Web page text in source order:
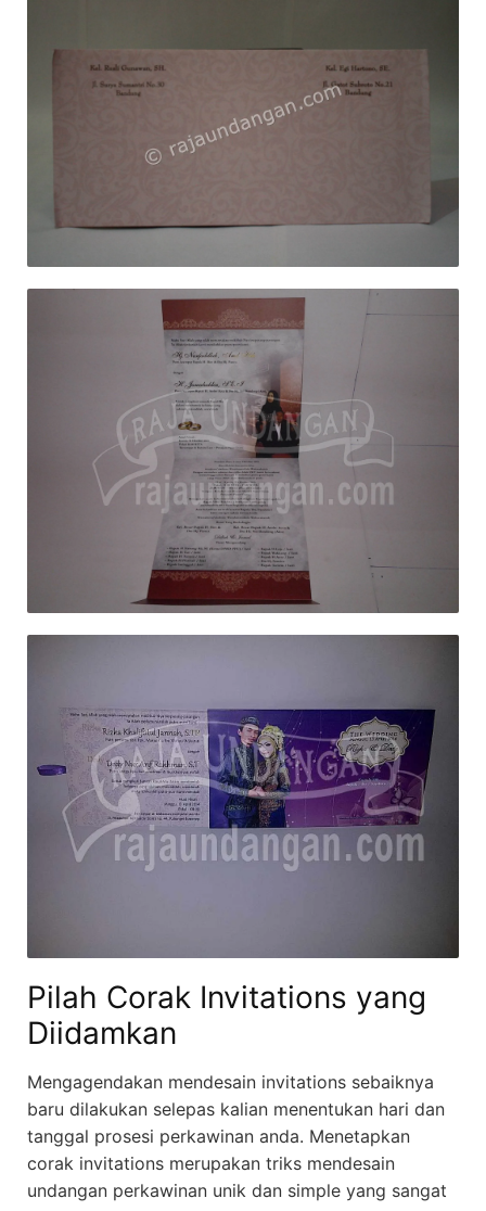
Pilah Corak Invitations yang
Diidamkan
Mengagendakan mendesain invitations sebaiknya
baru dilakukan selepas kalian menentukan hari dan
tanggal prosesi perkawinan anda. Menetapkan
corak invitations merupakan triks mendesain
undangan perkawinan unik dan simple yang sangat